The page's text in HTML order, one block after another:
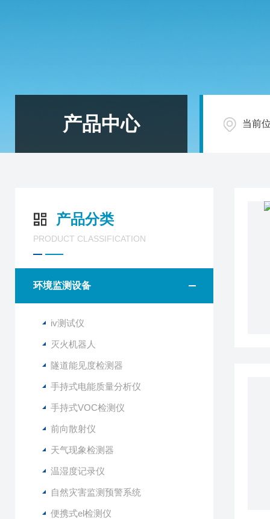
产品中心 当前
产品分类
PRODUCT CLASSIFICATION
环境监测设备
iv测试仪
灭火机器人
隧道能见度检测器
手持式电能质量分析仪
手持式VOC检测仪
前向散射仪
天气现象检测器
温湿度记录仪
自然灾害监测预警系统
便携式el检测仪